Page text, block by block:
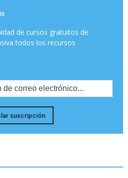
de cursos gratuitos de
todos los recursos